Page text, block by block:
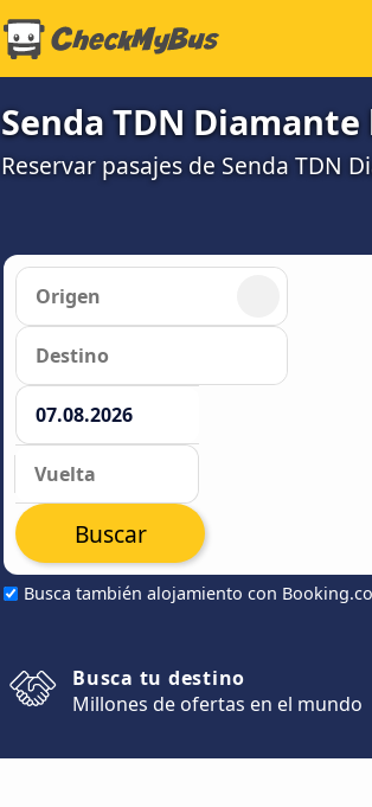
Senda TDN
Reservar pasajes de Senda TDN
Busca también alojamiento con
Buscar
Busca tu destino
Millones de ofertas en el mundo